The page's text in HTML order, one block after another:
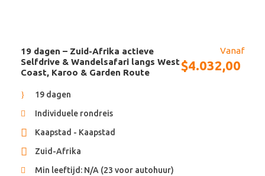
Dag 13, 14
Skeleton Coast - Palmwag -
Damaraland
Reis verder naar het noorden langs de Skeleton coast
en verken Damaraland.
Je hebt geen tijd om alles te verkennen dus maak
een keuze uit de Places of Interest. Onderweg kun je
19 dagen – Zuid-Afrika actieve
Selfdrive & Wandelsafari langs West
Coast, Karoo & Garden Route
Vanaf
$4.032,00
19 dagen
Individuele rondreis
Kaapstad - Kaapstad
Zuid-Afrika
Min leeftijd: N/A (23 voor autohuur)